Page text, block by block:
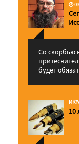
Со скорбью
будет
10